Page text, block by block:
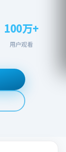
100万+
用户观看